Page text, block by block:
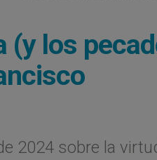
(y los
2024 sobre la